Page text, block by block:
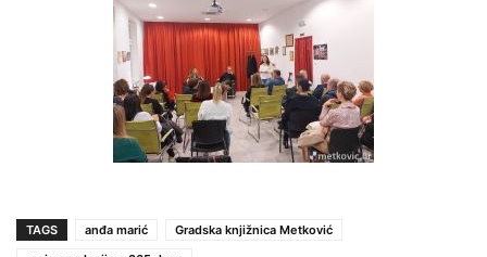
TAGS anđa marić
Gradska knjižnica Metković